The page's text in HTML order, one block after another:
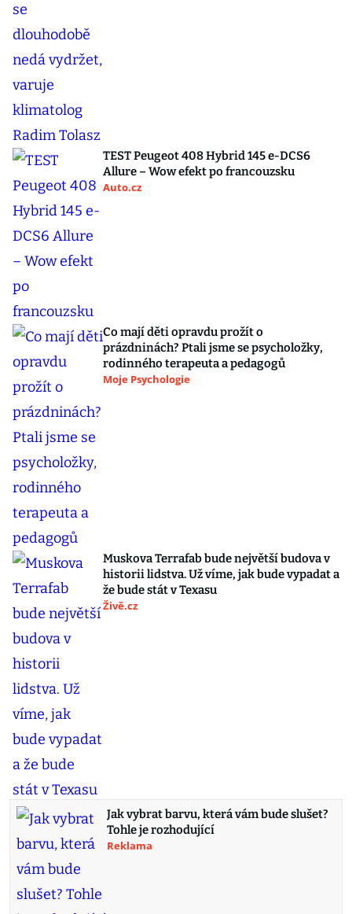
TEST Peugeot 408 Hybrid 145 e-DCS6
Allure – Wow efekt po francouzsku
Auto.cz
Co mají děti opravdu prožít o
prázdninách? Ptali jsme se psycholožky,
rodinného terapeuta a pedagogů
Moje Psychologie
Muskova Terrafab bude největší budova v
historii lidstva. Už víme, jak bude vypadat a
že bude stát v Texasu
Živě.cz
Jak vybrat barvu, která vám bude slušet?
Tohle je rozhodující
Reklama